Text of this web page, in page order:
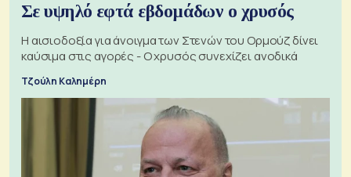
Σε υψηλό εφτά εβδομάδων ο χρυσός
Η αισιοδοξία για άνοιγμα των Στενών του Ορμούζ δίνει
καύσιμα στις αγορές - Ο χρυσός συνεχίζει ανοδικά
Τζούλη Καλημέρη